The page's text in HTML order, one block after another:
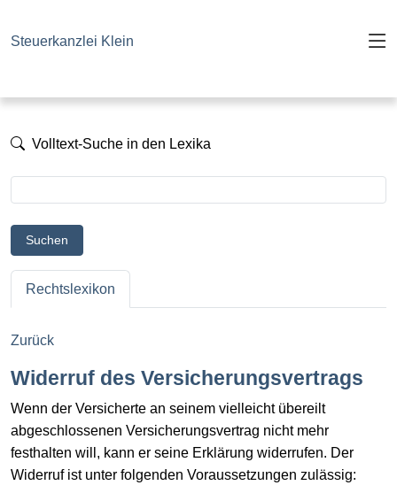
Steuerkanzlei Klein
Volltext-Suche in den Lexika
Suchen
Rechtslexikon
Zurück
Widerruf des Versicherungsvertrags
Wenn der Versicherte an seinem vielleicht übereilt
abgeschlossenen Versicherungsvertrag nicht mehr
festhalten will, kann er seine Erklärung widerrufen. Der
Widerruf ist unter folgenden Voraussetzungen zulässig: